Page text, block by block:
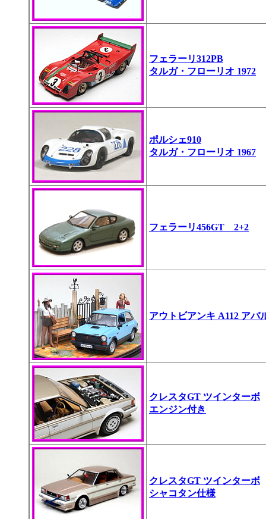
フェラーリ312PB
タルガ・フローリオ 1972
ポルシェ910
タルガ・フローリオ 1967
フェラーリ456GT 2+2
アウトビアンキ A112 アバ
クレスタGT ツインターボ
エンジン付き
クレスタGT ツインターボ
シャコタン仕様